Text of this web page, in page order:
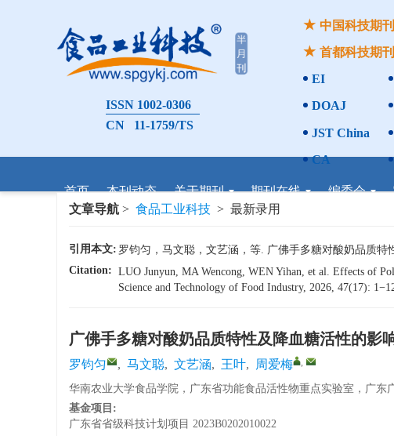
ISSN 1002-0306
CN 11-1759/TS
中国科技期
首都科技期
EI
DOAJ
JST China
CA
首页 本刊动态 关于期刊 期刊在线 编委会
文章导航 > 食品工业科技 > 最新录用
引用本文: 罗钧匀，马文聪，文艺涵，等. 广佛手多糖对酸奶品质特
Citation: LUO Junyun, MA Wencong, WEN Yihan, et al. Effects of
Science and Technology of Food Industry, 2026, 47(17):
广佛手多糖对酸奶品质特性及降血糖活性的影
罗钧匀 , 马文聪, 文艺涵, 王叶, 周爱梅 ,
华南农业大学食品学院，广东省功能食品活性物重点实验室，广东
基金项目:
广东省省级科技计划项目 2023B0202010022